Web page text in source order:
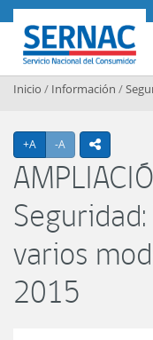
Contenido principal
SERNAC
Inicio / Información /
+A Agrandar texto
-A Achicar textoicono
varios
2015